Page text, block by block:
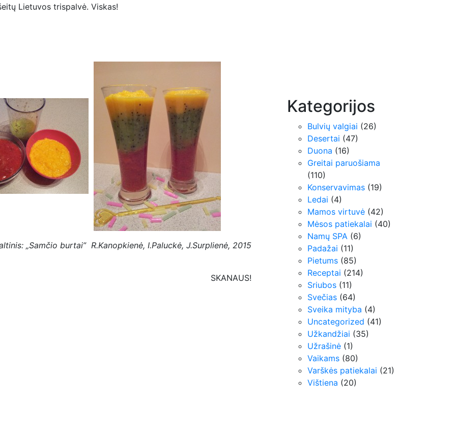
Lietuvos trispalvė. Viskas!
„Samčio burtai” R.Kanopkienė, I.Paluckė, J.Surplienė, 2015
SKANAUS!
Kategorijos
Bulvių valgiai (26)
Desertai (47)
Duona (16)
Greitai paruošiama
(110)
Konservavimas (19)
Ledai (4)
Mamos virtuvė (42)
Mėsos patiekalai (40)
Namų SPA (6)
Padažai (11)
Pietums (85)
Receptai (214)
Sriubos (11)
Svečias (64)
Sveika mityba (4)
Uncategorized (41)
Užkandžiai (35)
Užrašinė (1)
Vaikams (80)
Varškės patiekalai (21)
Vištiena (20)